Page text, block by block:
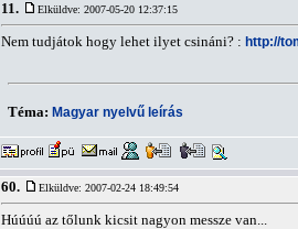
11. Elküldve: 2007-05-20 12:37:15
Nem tudjátok hogy lehet ilyet csináni? : http://
Téma: Magyar nyelvű leírás
60. Elküldve: 2007-02-24 18:49:54
Húúúú az tőlunk kicsit nagyon messze van...